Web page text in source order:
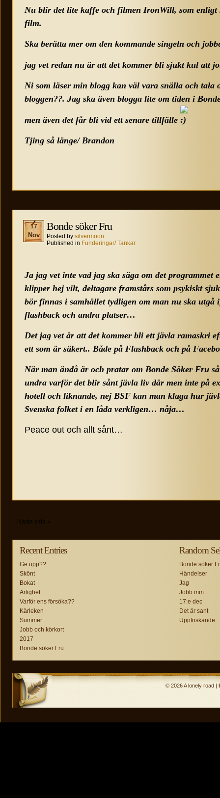
Nu blir det lite kaffe och filmen IronWill, som
film.
Ska berätta mer om den kommande singeln och
jag vet redan nu är att det kommer bli sjukt kul att
Ni som läser min blogg kan väl vara snälla och tala
bloggen??. Jag ska även blogga lite om tiden i
men även det får bli vid ett senare tillfälle
Tjing så länge/ Brandon
17
Nov
Bonde söker Fru
Posted by silvermoon
Published in Funderingar/ Tankar
Ja jag vet inte vad jag ska säga om det programmet
klipper hej vilt, deltagare framstårs som psykiskt
bör finnas i samhället tydligen om man nu ska utgå
flashback och andra platser…
Det jag vet är att det kommer bli ett jävla ramaskri
ett som är säkert.. Både på Flashback och på
När man ändå är och pratar om Bonde Söker Fru
undra varför det blir sånt jävla liv där men inte på
hotell och liknande, nej BSF kan man klaga hur
Svenska folket i en låda verkligen… nåja…
Peace out och allt sånt…
Nästa sida »
Recent Entries
Ge upp??
Skönt
Bokat
Ärlighet
Varför ens försöka??
Kärleken
Summer
Jobb och körkort
2017
Bonde söker Fru
Random
Bonde söker
Händelser
Jag
Jobb mm…
17:e dec
Det är sant
Uppfriskande
© 2026 A lonely road |